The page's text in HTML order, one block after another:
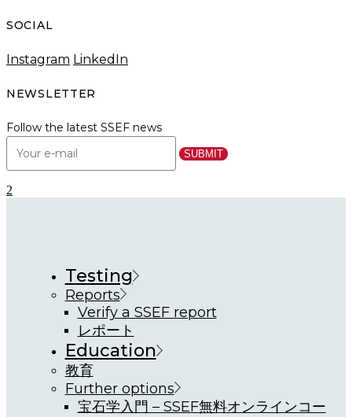
SOCIAL
Instagram LinkedIn
NEWSLETTER
Follow the latest SSEF news
Testing
Reports
Verify a SSEF report
レポート
Education
教育
Further options
宝石学入門 – SSEF無料オンラインコー